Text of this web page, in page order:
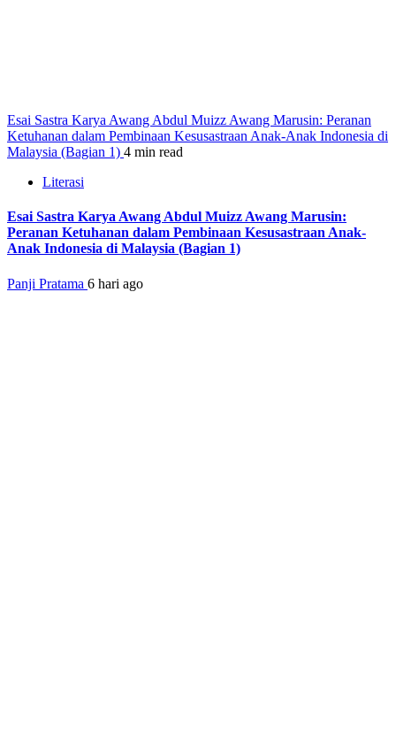
Esai Sastra Karya Awang Abdul Muizz Awang Marusin: Peranan
Ketuhanan dalam Pembinaan Kesusastraan Anak-Anak Indonesia di
Malaysia (Bagian 1) 4 min read
Literasi
Esai Sastra Karya Awang Abdul Muizz Awang Marusin:
Peranan Ketuhanan dalam Pembinaan Kesusastraan Anak-
Anak Indonesia di Malaysia (Bagian 1)
Panji Pratama 6 hari ago